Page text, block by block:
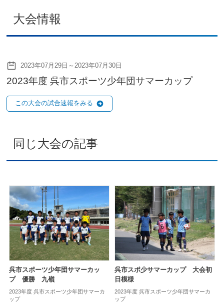
大会情報
2023年07月29日～2023年07月30日
2023年度 呉市スポーツ少年団サマーカップ
この大会の試合速報をみる
同じ大会の記事
呉市スポーツ少年団サマーカッ
プ 優勝 九嶺
2023年度 呉市スポーツ少年団サマーカ
ップ
呉市スポ少サマーカップ 大会初
日模様
2023年度 呉市スポーツ少年団サマーカ
ップ